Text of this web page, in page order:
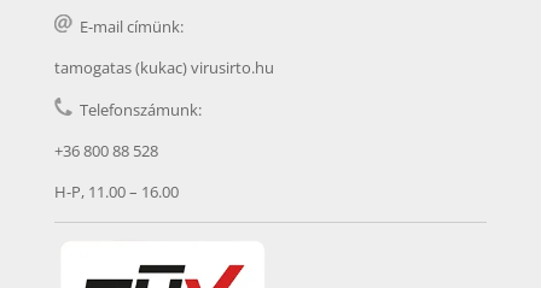
E-mail címünk:
tamogatas (kukac) virusirto.hu
Telefonszámunk:
+36 800 88 528
H-P, 11.00 – 16.00